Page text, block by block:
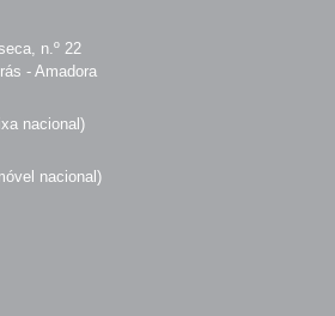
n.º 22
- Amadora
nacional)
nacional)